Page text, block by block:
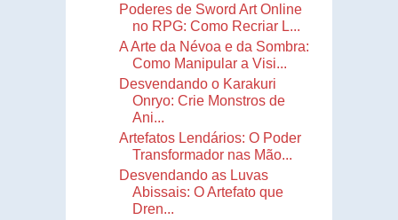
Poderes de Sword Art Online
no RPG: Como Recriar L...
A Arte da Névoa e da Sombra:
Como Manipular a Visi...
Desvendando o Karakuri
Onryo: Crie Monstros de
Ani...
Artefatos Lendários: O Poder
Transformador nas Mão...
Desvendando as Luvas
Abissais: O Artefato que
Dren...